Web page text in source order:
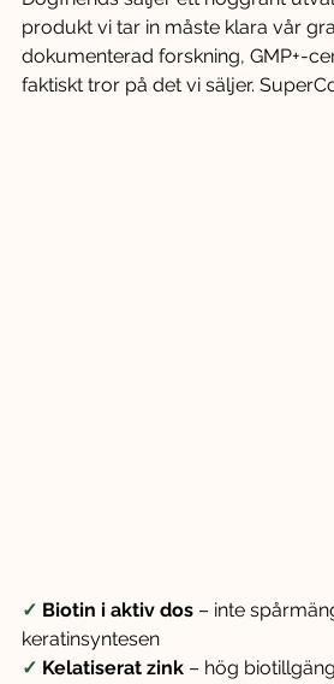
produkt vi tar in måste klara vår
dokumenterad forskning, GMP+-
faktiskt tror på det vi säljer.
✓ Biotin i aktiv dos – inte
keratinsyntesen
✓ Kelatiserat zink – hög